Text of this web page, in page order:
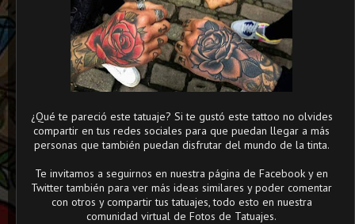
¿Qué te pareció este tatuaje? Si te gustó este tattoo no olvides
compartir en tus redes sociales para que puedan llegar a más
personas que también puedan disfrutar del mundo de la tinta.
Te invitamos a seguirnos en nuestra página de Facebook y en
Twitter también para ver más ideas similares y poder comentar
con otros y compartir tus tatuajes, todo esto en nuestra
comunidad virtual de Fotos de Tatuajes.